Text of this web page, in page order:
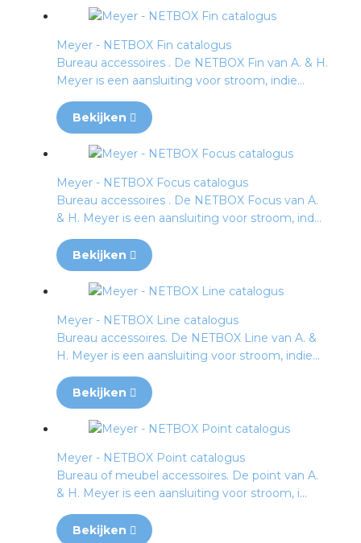
Meyer - NETBOX Fin catalogus
Bureau accessoires . De NETBOX Fin van A. & H.
Meyer is een aansluiting voor stroom, indie...
Bekijken
Meyer - NETBOX Focus catalogus
Bureau accessoires . De NETBOX Focus van A.
& H. Meyer is een aansluiting voor stroom, ind...
Bekijken
Meyer - NETBOX Line catalogus
Bureau accessoires. De NETBOX Line van A. &
H. Meyer is een aansluiting voor stroom, indie...
Bekijken
Meyer - NETBOX Point catalogus
Bureau of meubel accessoires. De point van A.
& H. Meyer is een aansluiting voor stroom, i...
Bekijken